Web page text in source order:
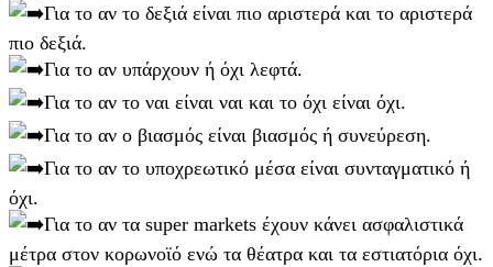
Για το αν το δεξιά είναι πιο αριστερά και το αριστερά
πιο δεξιά.
Για το αν υπάρχουν ή όχι λεφτά.
Για το αν το ναι είναι ναι και το όχι είναι όχι.
Για το αν ο βιασμός είναι βιασμός ή συνεύρεση.
Για το αν το υποχρεωτικό μέσα είναι συνταγματικό ή
όχι.
Για το αν τα super markets έχουν κάνει ασφαλιστικά
μέτρα στον κορωνοϊό ενώ τα θέατρα και τα εστιατόρια όχι.